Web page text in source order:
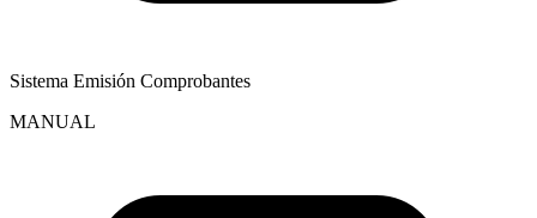
Sistema Emisión Comprobantes
MANUAL